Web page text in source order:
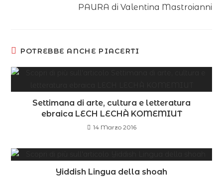
PAURA di Valentina Mastroianni
POTREBBE ANCHE PIACERTI
Settimana di arte, cultura e letteratura
ebraica LECH LECHÀ KOMEMIUT
14 Marzo 2016
Yiddish Lingua della shoah